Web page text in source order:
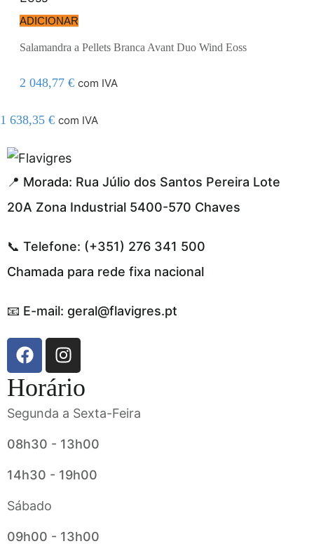
ADICIONAR
Salamandra a Pellets Branca Avant Duo Wind Eoss
2 048,77 € com IVA
1 638,35 € com IVA
resmi adresi
📍 Morada: Rua Júlio dos Santos Pereira Lote
20A Zona Industrial 5400-570 Chaves
📞 Telefone: (+351) 276 341 500
Chamada para rede fixa nacional
📧 E-mail: geral@flavigres.pt
Horário
Segunda a Sexta-Feira
08h30 - 13h00
14h30 - 19h00
Sábado
09h00 - 13h00